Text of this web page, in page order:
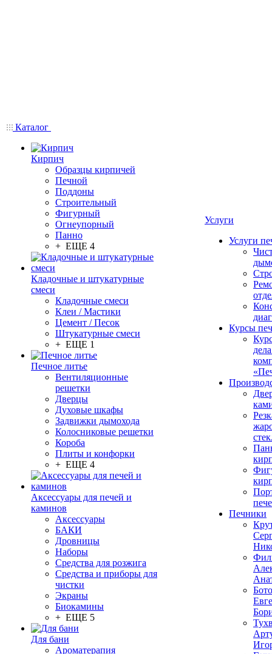
Каталог
Кирпич
Образцы кирпичей
Печной
Поддоны
Строительный
Фигурный
Огнеупорный
Панно
+ ЕЩЕ 4
Кладочные и штукатурные
смеси
Кладочные смеси
Клеи / Мастики
Цемент / Песок
Штукатурные смеси
+ ЕЩЕ 1
Печное литье
Вентиляционные
решетки
Дверцы
Духовые шкафы
Задвижки дымохода
Колосниковые решетки
Короба
Плиты и конфорки
+ ЕЩЕ 4
Аксессуары для печей и
каминов
Аксессуары
БАКИ
Дровницы
Наборы
Средства для розжига
Средства и приборы для
чистки
Экраны
Биокамины
+ ЕЩЕ 5
Для бани
Ароматерапия
Услуги
Услуги
Курсы
Печники